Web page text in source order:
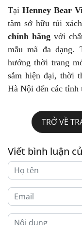
Tại Henney Bear
tâm sở hữu túi
chính hãngvới
mẫu mã đa dạng.
hướng thời trang
sắm hiện đại, thời
Hà Nội đến các tỉnh
TRỞ VỀ
Viết bình luận